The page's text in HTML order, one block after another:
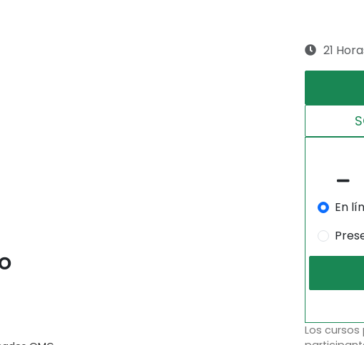
21
En
Los